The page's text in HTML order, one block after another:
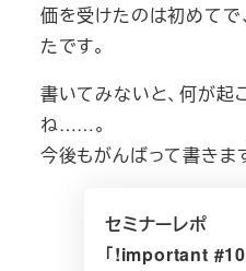
価を受けたのは初めてで
たです。
書いてみないと、何が起
ね……。
今後もがんばって書きま
セミナーレポ
「!important